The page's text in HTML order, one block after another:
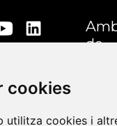
cookies
utilitza cookies i
de